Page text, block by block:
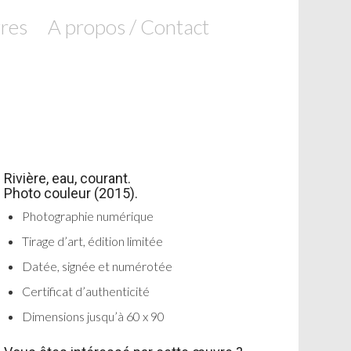
A propos / Contact
Rivière, eau, courant.
Photo couleur (2015).
Photographie numérique
Tirage d’art, édition limitée
Datée, signée et numérotée
Certificat d’authenticité
Dimensions jusqu’à 60 x 90